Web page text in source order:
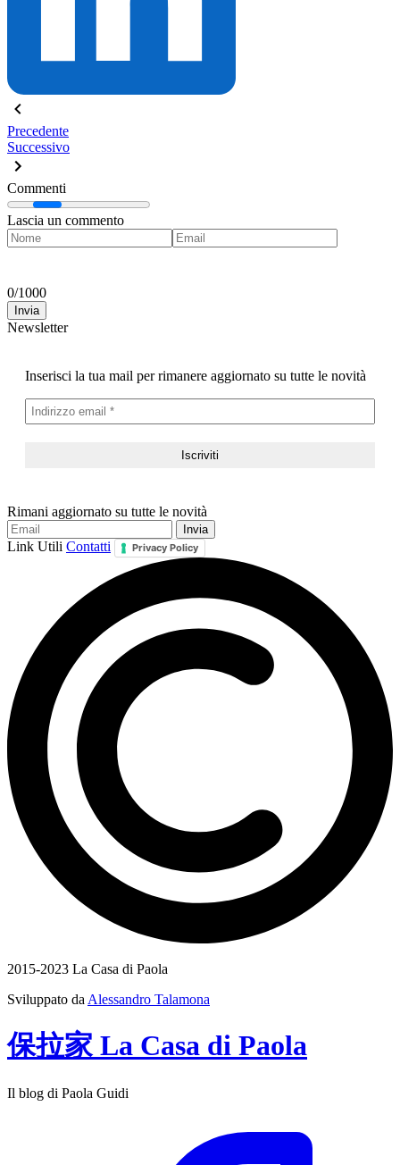
Precedente
Successivo
Commenti
Lascia un commento
0/1000
Invia
Newsletter
Inserisci la tua mail per rimanere aggiornato su tutte le novità
Rimani aggiornato su tutte le novità
Link Utili Contatti Privacy Policy
2015-2023 La Casa di Paola
Sviluppato da Alessandro Talamona
保拉家 La Casa di Paola
Il blog di Paola Guidi